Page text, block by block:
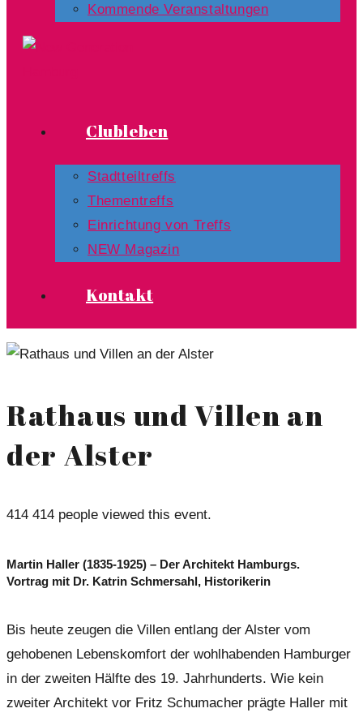
Kommende Veranstaltungen
Clubleben
Stadtteiltreffs
Thementreffs
Einrichtung von Treffs​
NEW Magazin
Kontakt
Rathaus und Villen an
der Alster
414 414 people viewed this event.
Martin Haller (1835-1925) – Der Architekt Hamburgs.
Vortrag mit Dr. Katrin Schmersahl, Historikerin
Bis heute zeugen die Villen entlang der Alster vom
gehobenen Lebenskomfort der wohlhabenden Hamburger
in der zweiten Hälfte des 19. Jahrhunderts. Wie kein
zweiter Architekt vor Fritz Schumacher prägte Haller mit